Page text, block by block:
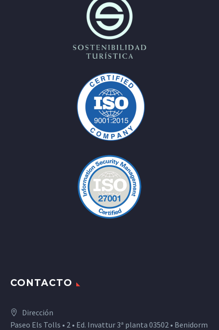
CONTACTO
Dirección
Paseo Els Tolls • 2 • Ed. Invattur 3ª planta 03502 • Benidorm